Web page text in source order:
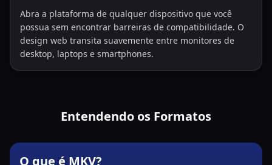
Abra a plataforma de qualquer dispositivo que você
possua sem encontrar barreiras de compatibilidade. O
design web transita suavemente entre monitores de
desktop, laptops e smartphones.
Entendendo os Formatos
O que é MKV?